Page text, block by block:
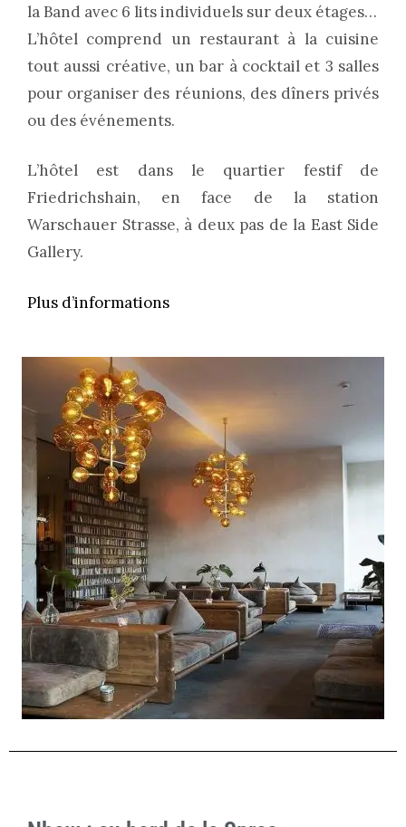
la Band avec 6 lits individuels sur deux étages…
L’hôtel comprend un restaurant à la cuisine
tout aussi créative, un bar à cocktail et 3 salles
pour organiser des réunions, des dîners privés
ou des événements.
L’hôtel est dans le quartier festif de
Friedrichshain, en face de la station
Warschauer Strasse, à deux pas de la East Side
Gallery.
Plus d’informations